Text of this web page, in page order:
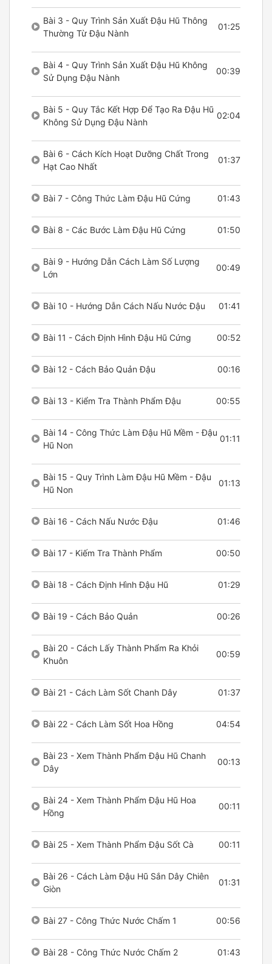
Bài 3 - Quy Trình Sản Xuất Đậu Hũ Thông
Thường Từ Đậu Nành
01:25
Bài 4 - Quy Trình Sản Xuất Đậu Hũ Không
Sử Dụng Đậu Nành
00:39
Bài 5 - Quy Tắc Kết Hợp Để Tạo Ra Đậu Hũ
Không Sử Dụng Đậu Nành
02:04
Bài 6 - Cách Kích Hoạt Dưỡng Chất Trong
Hạt Cao Nhất
01:37
Bài 7 - Công Thức Làm Đậu Hũ Cứng 01:43
Bài 8 - Các Bước Làm Đậu Hũ Cứng 01:50
Bài 9 - Hướng Dẫn Cách Làm Số Lượng
Lớn
00:49
Bài 10 - Hướng Dẫn Cách Nấu Nước Đậu 01:41
Bài 11 - Cách Định Hình Đậu Hũ Cứng 00:52
Bài 12 - Cách Bảo Quản Đậu 00:16
Bài 13 - Kiểm Tra Thành Phẩm Đậu 00:55
Bài 14 - Công Thức Làm Đậu Hũ Mềm - Đậu
Hũ Non
01:11
Bài 15 - Quy Trình Làm Đậu Hũ Mềm - Đậu
Hũ Non
01:13
Bài 16 - Cách Nấu Nước Đậu 01:46
Bài 17 - Kiếm Tra Thành Phẩm 00:50
Bài 18 - Cách Định Hình Đậu Hũ 01:29
Bài 19 - Cách Bảo Quản 00:26
Bài 20 - Cách Lấy Thành Phẩm Ra Khỏi
Khuôn
00:59
Bài 21 - Cách Làm Sốt Chanh Dây 01:37
Bài 22 - Cách Làm Sốt Hoa Hồng 04:54
Bài 23 - Xem Thành Phẩm Đậu Hũ Chanh
Dây
00:13
Bài 24 - Xem Thành Phẩm Đậu Hũ Hoa
Hồng
00:11
Bài 25 - Xem Thành Phẩm Đậu Sốt Cà 00:11
Bài 26 - Cách Làm Đậu Hũ Sắn Dây Chiên
Giòn
01:31
Bài 27 - Công Thức Nước Chấm 1 00:56
Bài 28 - Công Thức Nước Chấm 2 01:43